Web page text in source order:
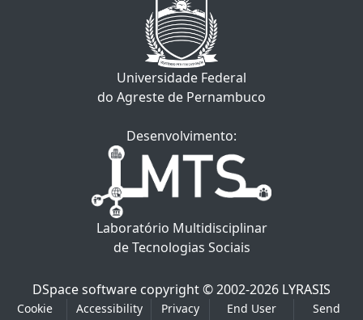
Universidade Federal
do Agreste de Pernambuco
Desenvolvimento:
Laboratório Multidisciplinar
de Tecnologias Sociais
DSpace software copyright © 2002-2026 LYRASIS
Cookie
Accessibility
Privacy
End User
Send